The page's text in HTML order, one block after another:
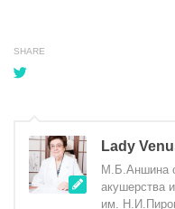
SHARE
Lady
М.Б.Аншина
акушерства
им.